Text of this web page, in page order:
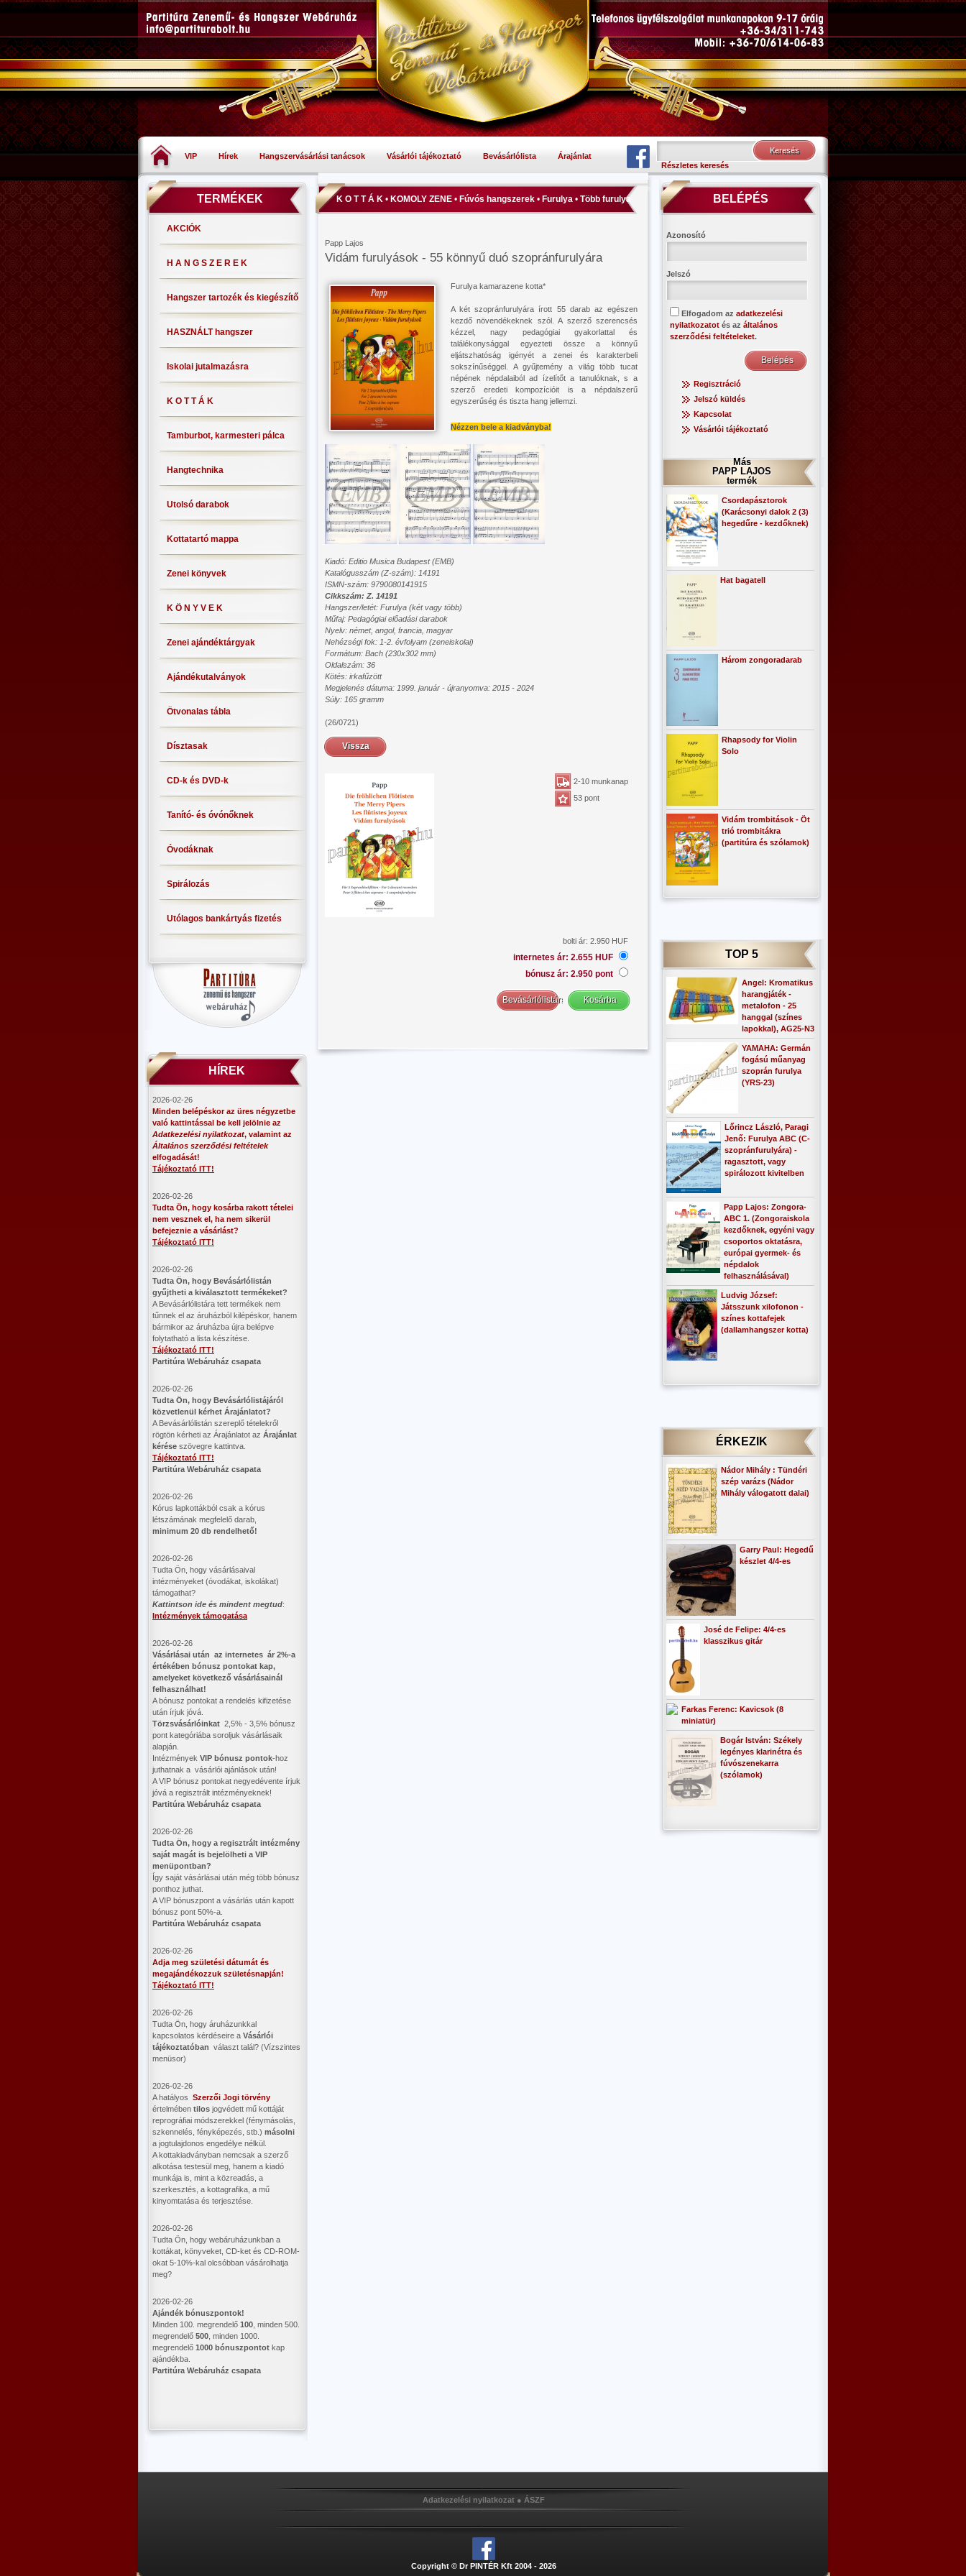
VIP Hírek Hangszervásárlási tanácsok Vásárlói tájékoztató Bevásárlólista
Árajánlat
Részletes keresés
TERMÉKEK
AKCIÓK
H A N G S Z E R E K
Hangszer tartozék és kiegészítő
HASZNÁLT hangszer
Iskolai jutalmazásra
K O T T Á K
Tamburbot, karmesteri pálca
Hangtechnika
Utolsó darabok
Kottatartó mappa
Zenei könyvek
K Ö N Y V E K
Zenei ajándéktárgyak
Ajándékutalványok
Ötvonalas tábla
Dísztasak
CD-k és DVD-k
Tanító- és óvónőknek
Óvodáknak
Spirálozás
Utólagos bankártyás fizetés
HÍREK
2026-02-26
Minden belépéskor az üres négyzetbe
való kattintással be kell jelölnie az
Adatkezelési nyilatkozat, valamint az
Általános szerződési feltételek
elfogadását!
Tájékoztató ITT!
2026-02-26
Tudta Ön, hogy kosárba rakott tételei
nem vesznek el, ha nem sikerül
befejeznie a vásárlást?
Tájékoztató ITT!
2026-02-26
​Tudta Ön, hogy Bevásárlólistán
gyűjtheti a kiválasztott termékeket?
A Bevásárlólistára tett termékek nem
tűnnek el az áruházból kilépéskor, hanem
bármikor az áruházba újra belépve
folytatható a lista készítése.
Tájékoztató ITT!
Partitúra Webáruház csapata
2026-02-26
​Tudta Ön, hogy Bevásárlólistájáról
közvetlenül kérhet Árajánlatot?
A Bevásárlólistán szereplő tételekről
rögtön kérheti az Árajánlatot az Árajánlat
kérése szövegre kattintva.
Tájékoztató ITT!
Partitúra Webáruház csapata
2026-02-26
Kórus lapkottákból csak a kórus
létszámának megfelelő darab,
minimum 20 db rendelhető!
2026-02-26
Tudta Ön, hogy vásárlásaival
intézményeket (óvodákat, iskolákat)
támogathat?
Kattintson ide és mindent megtud:
Intézmények támogatása
2026-02-26
Vásárlásai után az internetes ár 2%-a
értékében bónusz pontokat kap,
amelyeket következő vásárlásainál
felhasználhat!
A bónusz pontokat a rendelés kifizetése
után írjuk jóvá.
Törzsvásárlóinkat 2,5% - 3,5% bónusz
pont kategóriába soroljuk vásárlásaik
alapján.
Intézmények VIP bónusz pontok-hoz
juthatnak a vásárlói ajánlások után!
A VIP bónusz pontokat negyedévente írjuk
jóvá a regisztrált intézményeknek!
Partitúra Webáruház csapata
2026-02-26
​Tudta Ön, hogy a regisztrált intézmény
saját magát is bejelölheti a VIP
menüpontban?
Így saját vásárlásai után még több bónusz
ponthoz juthat.
A VIP bónuszpont a vásárlás után kapott
bónusz pont 50%-a.
Partitúra Webáruház csapata
2026-02-26
Adja meg születési dátumát és
megajándékozzuk születésnapján!
Tájékoztató ITT!
2026-02-26
Tudta Ön, hogy áruházunkkal
kapcsolatos kérdéseire a Vásárlói
tájékoztatóban választ talál? (Vízszintes
menüsor)
2026-02-26
A hatályos Szerzői Jogi törvény
értelmében tilos jogvédett mű kottáját
reprográfiai módszerekkel (fénymásolás,
szkennelés, fényképezés, stb.) másolni
a jogtulajdonos engedélye nélkül.
A kottakiadványban nemcsak a szerző
alkotása testesül meg, hanem a kiadó
munkája is, mint a közreadás, a
szerkesztés, a kottagrafika, a mű
kinyomtatása és terjesztése.
2026-02-26
Tudta Ön, hogy webáruházunkban a
kottákat, könyveket, CD-ket és CD-ROM-
okat 5-10%-kal olcsóbban vásárolhatja
meg?
2026-02-26
Ajándék bónuszpontok!
Minden 100. megrendelő 100 , minden 500.
megrendelő 500 , minden 1000.
megrendelő 1000 bónuszpontot kap
ajándékba.
Partitúra Webáruház csapata
K O T T Á K • KOMOLY ZENE • Fúvós hangszerek • Furulya • Több furulya
Papp Lajos
Vidám furulyások - 55 könnyű duó szopránfurulyára
Furulya kamarazene kotta*
A két szopránfurulyára írott 55 darab az egészen
kezdő növendékeknek szól. A szerző szerencsés
kézzel, nagy pedagógiai gyakorlattal és
találékonysággal egyezteti össze a könnyű
eljátszhatóság igényét a zenei és karakterbeli
sokszínűséggel. A gyűjtemény a világ több tucat
népének népdalaiból ad ízelítőt a tanulóknak, s a
szerző eredeti kompozícióit is a népdalszerű
egyszerűség és tiszta hang jellemzi.
Nézzen bele a kiadványba!
Kiadó: Editio Musica Budapest (EMB)
Katalógusszám (Z-szám): 14191
ISMN-szám: 9790080141915
Cikkszám: Z. 14191
Hangszer/letét: Furulya (két vagy több)
Műfaj: Pedagógiai előadási darabok
Nyelv: német, angol, francia, magyar
Nehézségi fok: 1-2. évfolyam (zeneiskolai)
Formátum: Bach (230x302 mm)
Oldalszám: 36
Kötés: irkafűzött
Megjelenés dátuma: 1999. január - újranyomva: 2015 - 2024
Súly: 165 gramm
(26/0721)
Vissza
2-10 munkanap
53 pont
bolti ár: 2.950 HUF
internetes ár: 2.655 HUF
bónusz ár: 2.950 pont
BELÉPÉS
Azonosító
Jelszó
Elfogadom az adatkezelési
nyilatkozatot és az általános
szerződési feltételeket.
Regisztráció
Jelszó küldés
Kapcsolat
Vásárlói tájékoztató
Más
PAPP LAJOS
termék
Csordapásztorok
(Karácsonyi dalok 2 (3)
hegedűre - kezdőknek)
Hat bagatell
Három zongoradarab
Rhapsody for Violin
Solo
Vidám trombitások - Öt
trió trombitákra
(partitúra és szólamok)
TOP 5
Angel: Kromatikus
harangjáték -
metalofon - 25
hanggal (színes
lapokkal), AG25-N3
YAMAHA: Germán
fogású műanyag
szoprán furulya
(YRS-23)
Lőrincz László, Paragi
Jenő: Furulya ABC (C-
szopránfurulyára) -
ragasztott, vagy
spirálozott kivitelben
Papp Lajos: Zongora-
ABC 1. (Zongoraiskola
kezdőknek, egyéni vagy
csoportos oktatásra,
európai gyermek- és
népdalok
felhasználásával)
Ludvig József:
Játsszunk xilofonon -
színes kottafejek
(dallamhangszer kotta)
ÉRKEZIK
Nádor Mihály : Tündéri
szép varázs (Nádor
Mihály válogatott dalai)
Garry Paul: Hegedű
készlet 4/4-es
José de Felipe: 4/4-es
klasszikus gitár
Farkas Ferenc: Kavicsok (8
miniatür)
Bogár István: Székely
legényes klarinétra és
fúvószenekarra
(szólamok)
Adatkezelési nyilatkozat● ÁSZF
Copyright © Dr PINTÉR Kft 2004 - 2026